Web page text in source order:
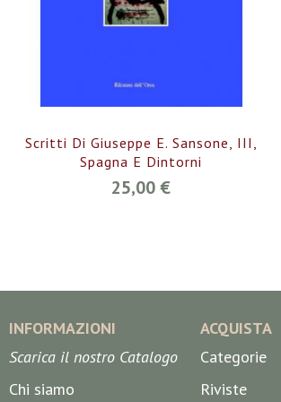
Scritti Di Giuseppe E. Sansone, III,
Spagna E Dintorni
25,00 €
INFORMAZIONI
Scarica il nostro Catalogo
Chi siamo
ACQUISTA
Categorie
Riviste